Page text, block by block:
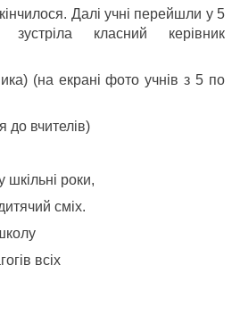
Далі учні перейшли у 5
класний керівник
(на екрані фото учнів з 5 по
до вчителів)
роки,
сміх.
всіх